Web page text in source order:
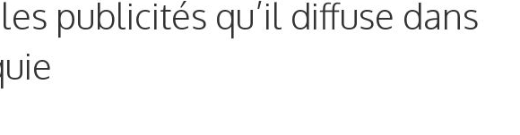
publicités qu’il diffuse dans